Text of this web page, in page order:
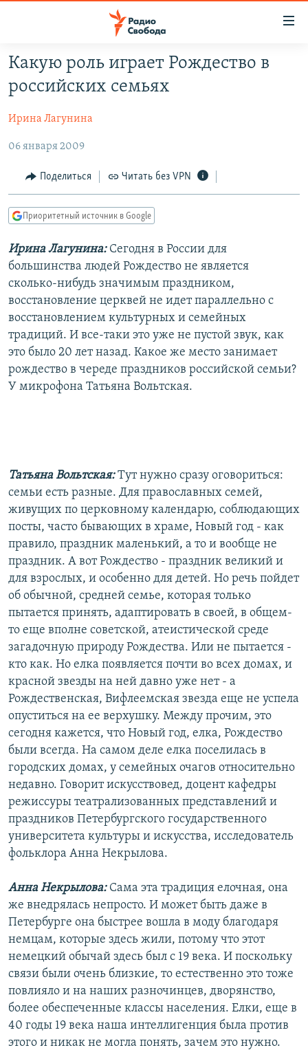
упрощенного
доступа
содержанию
Вернутся
главной
навигации
поиску
ПРОГРАММЫ
ПОДКАСТЫ
АВТОРСКИЕ ПРОЕКТЫ
ЦИТАТЫ СВОБОДЫ
МНЕНИЯ
КУЛЬТУРА
IDEL.РЕАЛИИ
КАВКАЗ.РЕАЛИИ
СЕВЕР.РЕАЛИИ
СИБИРЬ.РЕАЛИИ
РАСПИСАНИЕ ВЕЩАНИЯ
ПОДПИШИТЕСЬ НА РАССЫЛКУ
СОЦИАЛЬНЫЕ СЕТИ
Все сайты РСЕ/РС
Какую роль играет Рождество в
российских семьях
Ирина Лагунина
06 января 2009
Поделиться Читать без VPN
Приоритетный источник в Google
Ирина Лагунина: Сегодня в России для
большинства людей Рождество не является
сколько-нибудь значимым праздником,
восстановление церквей не идет параллельно с
восстановлением культурных и семейных
традиций. И все-таки это уже не пустой звук, как
это было 20 лет назад. Какое же место занимает
рождество в череде праздников российской семьи?
У микрофона Татьяна Вольтская.
Татьяна Вольтская:Тут нужно сразу оговориться:
семьи есть разные. Для православных семей,
живущих по церковному календарю, соблюдающих
посты, часто бывающих в храме, Новый год - как
правило, праздник маленький, а то и вообще не
праздник. А вот Рождество - праздник великий и
для взрослых, и особенно для детей. Но речь пойдет
об обычной, средней семье, которая только
пытается принять, адаптировать в своей, в общем-
то еще вполне советской, атеистической среде
загадочную природу Рождества. Или не пытается -
кто как. Но елка появляется почти во всех домах, и
красной звезды на ней давно уже нет - а
Рождественская, Вифлеемская звезда еще не успела
опуститься на ее верхушку. Между прочим, это
сегодня кажется, что Новый год, елка, Рождество
были всегда. На самом деле елка поселилась в
городских домах, у семейных очагов относительно
недавно. Говорит искусствовед, доцент кафедры
режиссуры театрализованных представлений и
праздников Петербургского государственного
университета культуры и искусства, исследователь
фольклора Анна Некрылова.
Анна Некрылова: Сама эта традиция елочная, она
же внедрялась непросто. И может быть даже в
Петербурге она быстрее вошла в моду благодаря
немцам, которые здесь жили, потому что этот
немецкий обычай здесь был с 19 века. И поскольку
связи были очень близкие, то естественно это тоже
повлияло и на наших разночинцев, дворянство,
более обеспеченные классы населения. Елки, еще в
40 годы 19 века наша интеллигенция была против
этого и никак не могла понять, зачем это нужно.